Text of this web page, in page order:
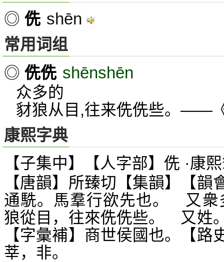
◎ 侁 shēn
常用词组
◎ 侁侁 shēnshēn
众多的
豺狼从目,往来侁侁些。——
康熙字典
【子集中】【人字部】侁 ·康
【唐韻】所臻切【集韻】【韻
通駪。馬羣行欲先也。 又衆
狼從目，往來侁侁些。 又姓
【字彙補】商世侯國也。【
莘，非。